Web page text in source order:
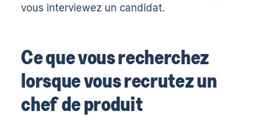
vous interviewez un candidat.
Ce que vous recherchez
lorsque vous recrutez un
chef de produit